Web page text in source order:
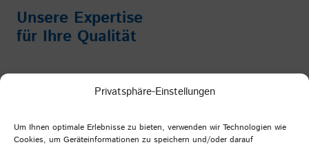
Privatsphäre-Einstellungen
Um Ihnen optimale Erlebnisse zu bieten, verwenden wir Technologien wie
Cookies, um Geräteinformationen zu speichern und/oder darauf
Unsere Expertise
für Ihre Qualität
Facebook Instagram YouTube LinkedIn